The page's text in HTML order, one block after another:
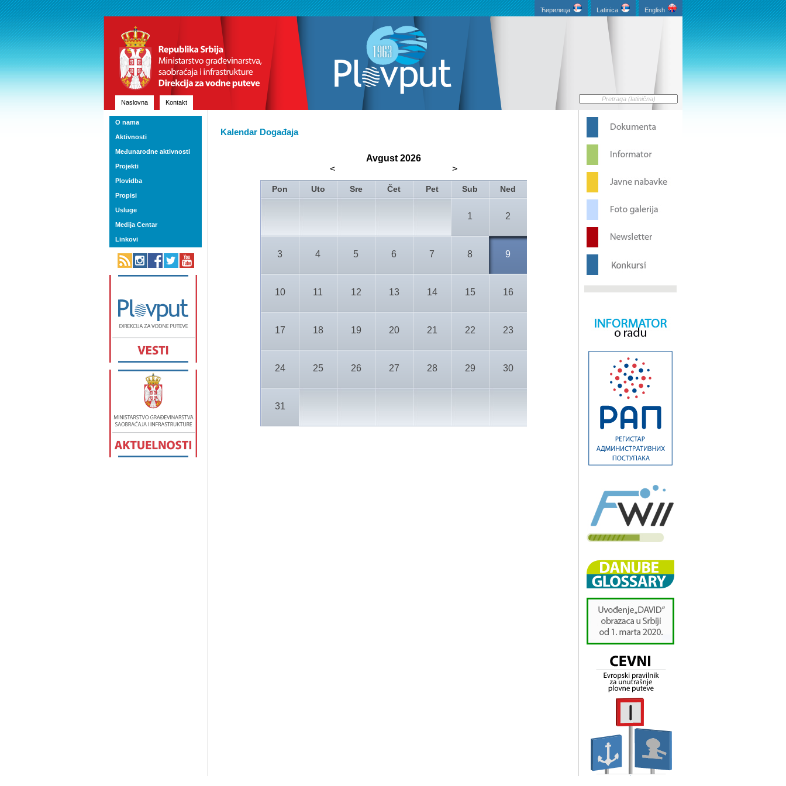
English
Latinica
Ћирилица
Naslovna Kontakt
Kalendar Događaja
O nama
Aktivnosti
Međunarodne aktivnosti
Projekti
Plovidba
Propisi
Usluge
Medija Centar
Linkovi